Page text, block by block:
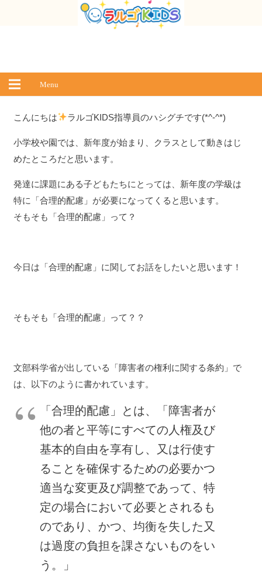
Menu
こんにちは ラルゴKIDS指導員のハシグチです(*^-^*)
小学校や園では、新年度が始まり、クラスとして動きはじ
めたところだと思います。
発達に課題にある子どもたちにとっては、新年度の学級は
特に「合理的配慮」が必要になってくると思います。
そもそも「合理的配慮」って？
今日は「合理的配慮」に関してお話をしたいと思います！
そもそも「合理的配慮」って？？
文部科学省が出している「障害者の権利に関する条約」で
は、以下のように書かれています。
「合理的配慮」とは、「障害者が
他の者と平等にすべての人権及び
基本的自由を享有し、又は行使す
ることを確保するための必要かつ
適当な変更及び調整であって、特
定の場合において必要とされるも
のであり、かつ、均衡を失した又
は過度の負担を課さないものをい
う。」